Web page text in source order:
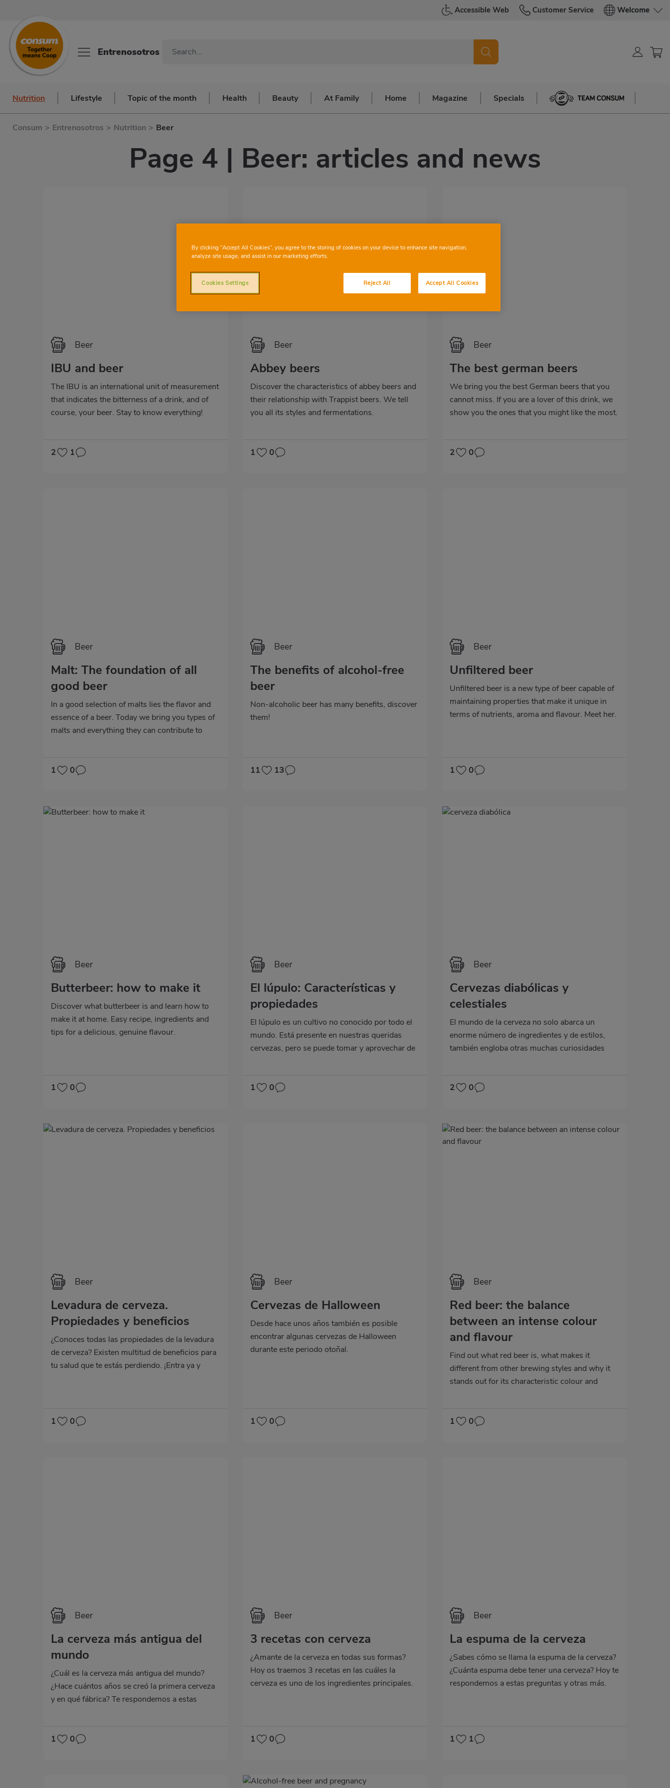
Accessible Web Customer Service Welcome
Entrenosotros
Nutrition Lifestyle Topic of the month Health Beauty At Family Home Magazine Specials Team Consum
Consum > Entrenosotros > Nutrition > Beer
Page 4 | Beer: articles and news
Beer
IBU and beer
The IBU is an international unit of measurement
that indicates the bitterness of a drink, and of
course, your beer. Stay to know everything!
2 1
Beer
Abbey beers
Discover the characteristics of abbey beers and
their relationship with Trappist beers. We tell
you all its styles and fermentations.
1 0
Beer
The best german beers
We bring you the best German beers that you
cannot miss. If you are a lover of this drink, we
show you the ones that you might like the most.
2 0
Beer
Malt: The foundation of all
good beer
In a good selection of malts lies the flavor and
essence of a beer. Today we bring you types of
malts and everything they can contribute to
1 0
Beer
The benefits of alcohol-free
beer
Non-alcoholic beer has many benefits, discover
them!
11 13
Beer
Unfiltered beer
Unfiltered beer is a new type of beer capable of
maintaining properties that make it unique in
terms of nutrients, aroma and flavour. Meet her.
1 0
Beer
Butterbeer: how to make it
Discover what butterbeer is and learn how to
make it at home. Easy recipe, ingredients and
tips for a delicious, genuine flavour.
1 0
Beer
El lúpulo: Características y
propiedades
El lúpulo es un cultivo no conocido por todo el
mundo. Está presente en nuestras queridas
cervezas, pero se puede tomar y aprovechar de
1 0
Beer
Cervezas diabólicas y
celestiales
El mundo de la cerveza no solo abarca un
enorme número de ingredientes y de estilos,
también engloba otras muchas curiosidades
detener en un binomio aparentemente tan
cervezas diabólicas y celestiales.
2 0
Beer
Levadura de cerveza.
Propiedades y beneficios
¿Conoces todas las propiedades de la levadura
de cerveza? Existen multitud de beneficios para
tu salud que te estás perdiendo. ¡Entra ya y
1 0
Beer
Cervezas de Halloween
Desde hace unos años también es posible
encontrar algunas cervezas de Halloween
durante este periodo otoñal.
1 0
Beer
Red beer: the balance
between an intense colour
and flavour
Find out what red beer is, what makes it
different from other brewing styles and why it
stands out for its characteristic colour and
1 0
Beer
La cerveza más antigua del
mundo
¿Cuál es la cerveza más antigua del mundo?
¿Hace cuántos años se creó la primera cerveza
y en qué fábrica? Te respondemos a estas
1 0
Beer
3 recetas con cerveza
¿Amante de la cerveza en todas sus formas?
Hoy os traemos 3 recetas en las cuáles la
cerveza es uno de los ingredientes principales.
1 0
Beer
La espuma de la cerveza
¿Sabes cómo se llama la espuma de la cerveza?
¿Cuánta espuma debe tener una cerveza? Hoy te
respondemos a estas preguntas y otras más.
1 1
By clicking “Accept All Cookies”, you agree to the storing of cookies on your device to enhance site navigation,
analyze site usage, and assist in our marketing efforts.
Reject All Accept All Cookies
Cookies Settings